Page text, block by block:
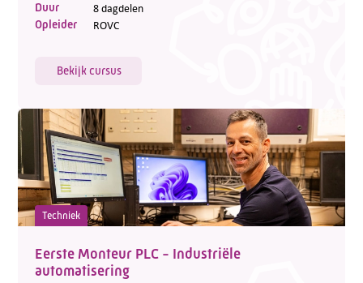
Duur 8 dagdelen
Opleider ROVC
Bekijk cursus
Techniek
Eerste Monteur PLC - Industriële
automatisering